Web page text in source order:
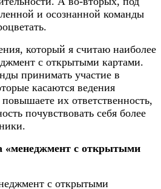
и осознанной команды
который я считаю наиболее
с открытыми картами.
принимать участие в
касаются ведения
их ответственность,
почувствовать себя более
«менеджмент с открытыми
с открытыми